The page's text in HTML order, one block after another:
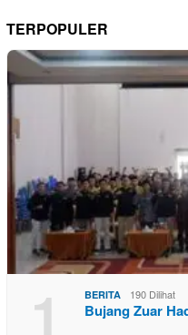
TERPOPULER
1 BERITA 190 Dilihat
Bujang Zuar